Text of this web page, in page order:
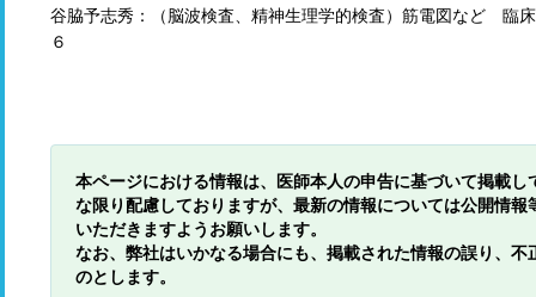
谷脇予志秀：（脳波検査、精神生理学的検査）筋電図など 臨
６
本ページにおける情報は、医師本人の申告に基づいて掲載
な限り配慮しておりますが、最新の情報については公開情
いただきますようお願いします。
なお、弊社はいかなる場合にも、掲載された情報の誤り、
のとします。